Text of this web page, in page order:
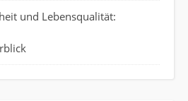
und Lebensqualität: